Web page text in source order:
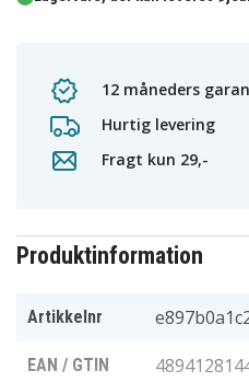
12 måneders
Hurtig levering
Fragt kun 29,-
Produktinformation
Artikkelnr
EAN / GTIN